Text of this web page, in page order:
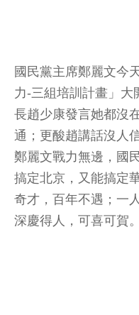
國民黨主席鄭麗文今
力-三組培訓計畫」大
長趙少康發言她都沒
通；更酸趙講話沒人
鄭麗文戰力無邊，國
搞定北京，又能搞定
奇才，百年不遇；一
深慶得人，可喜可賀。